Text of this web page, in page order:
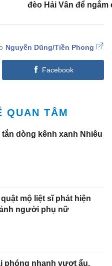
đèo Hải Vân để ngắm
Nguyễn Dũng/Tiền Phong
Facebook
QUAN TÂM
dòng kênh xanh Nhiêu
quật mộ liệt sĩ phát hiện
người phụ nữ
phóng nhanh vượt ẩu,